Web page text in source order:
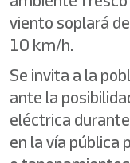
viento soplará
10 km/h.
Se invita a la
ante la
eléctrica
en la vía pública